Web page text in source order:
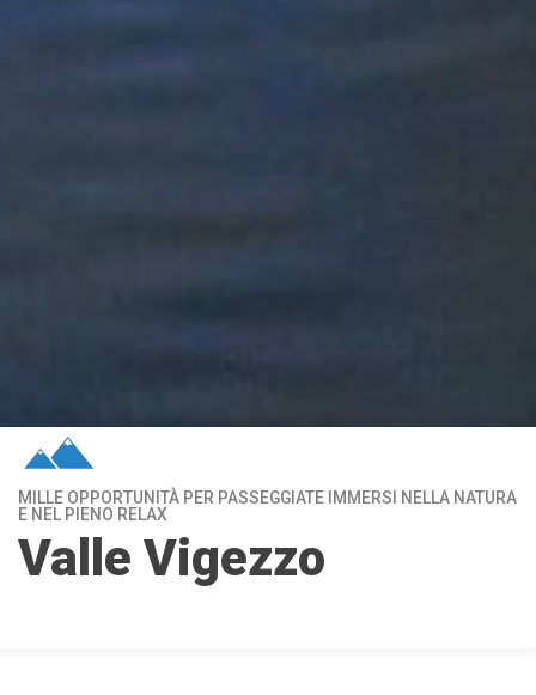
MILLE OPPORTUNITÀ PER PASSEGGIATE IMMERSI NELLA NATURA
E NEL PIENO RELAX
Valle Vigezzo